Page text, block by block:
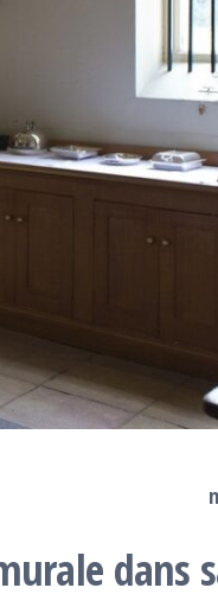
dans